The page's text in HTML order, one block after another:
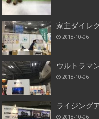
家主ダイレ
2018-10-06
ウルトラマ
2018-10-06
ライジング
2018-10-06